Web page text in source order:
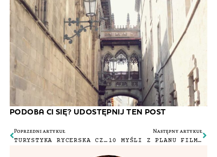
PODOBA CI SIĘ? UDOSTĘPNIJ TEN POST
Poprzedni artykuł
TURYSTYKA RYCERSKA CZYLI DZIELNI CHŁOPCY I ICH NIESAMOWITE PRZYGODY
Następny artykuł
10 MYŚLI Z PLANU FILMOWEGO